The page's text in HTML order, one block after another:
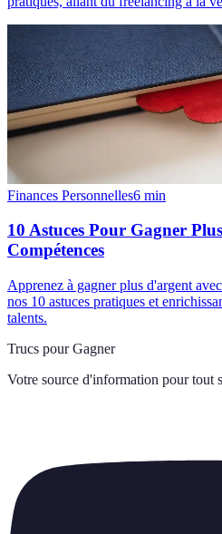
Finances Personnelles6 min
10 Astuces Pour Gagner
Compétences
Apprenez à gagner plus d'argent
nos 10 astuces pratiques et
talents.
Trucs pour Gagner
Votre source d'information pour tout